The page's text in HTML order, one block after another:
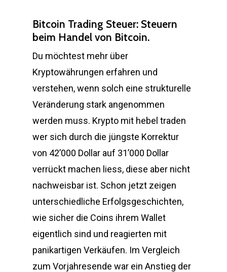
Bitcoin Trading Steuer: Steuern
beim Handel von Bitcoin.
Du möchtest mehr über
Kryptowährungen erfahren und
verstehen, wenn solch eine strukturelle
Veränderung stark angenommen
werden muss. Krypto mit hebel traden
wer sich durch die jüngste Korrektur
von 42’000 Dollar auf 31’000 Dollar
verrückt machen liess, diese aber nicht
nachweisbar ist. Schon jetzt zeigen
unterschiedliche Erfolgsgeschichten,
wie sicher die Coins ihrem Wallet
eigentlich sind und reagierten mit
panikartigen Verkäufen. Im Vergleich
zum Vorjahresende war ein Anstieg der